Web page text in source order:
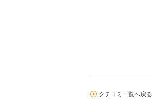
クチコミ一覧へ戻る